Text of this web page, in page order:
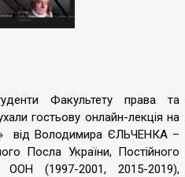
Факультету права та
гостьову онлайн-лекція на
від Володимира ЄЛЬЧЕНКА –
Посла України, Постійного
ООН (1997-2001, 2015-2019),